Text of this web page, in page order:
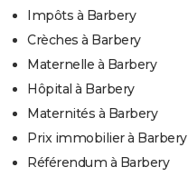
Impôts à Barbery
Crèches à Barbery
Maternelle à Barbery
Hôpital à Barbery
Maternités à Barbery
Prix immobilier à Barbery
Référendum à Barbery